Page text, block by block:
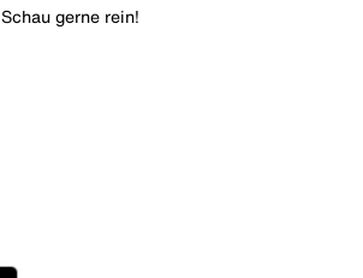
gerne rein!